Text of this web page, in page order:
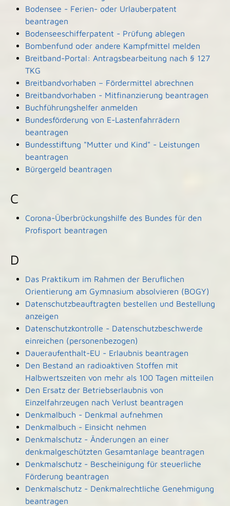
Bodensee - Ferien- oder Urlauberpatent
beantragen
Bodenseeschifferpatent - Prüfung ablegen
Bombenfund oder andere Kampfmittel melden
Breitband-Portal: Antragsbearbeitung nach § 127
TKG
Breitbandvorhaben – Fördermittel abrechnen
Breitbandvorhaben - Mitfinanzierung beantragen
Buchführungshelfer anmelden
Bundesförderung von E-Lastenfahrrädern
beantragen
Bundesstiftung "Mutter und Kind" - Leistungen
beantragen
Bürgergeld beantragen
C
Corona-Überbrückungshilfe des Bundes für den
Profisport beantragen
D
Das Praktikum im Rahmen der Beruflichen
Orientierung am Gymnasium absolvieren (BOGY)
Datenschutzbeauftragten bestellen und Bestellung
anzeigen
Datenschutzkontrolle - Datenschutzbeschwerde
einreichen (personenbezogen)
Daueraufenthalt-EU - Erlaubnis beantragen
Den Bestand an radioaktiven Stoffen mit
Halbwertszeiten von mehr als 100 Tagen mitteilen
Den Ersatz der Betriebserlaubnis von
Einzelfahrzeugen nach Verlust beantragen
Denkmalbuch - Denkmal aufnehmen
Denkmalbuch - Einsicht nehmen
Denkmalschutz - Änderungen an einer
denkmalgeschützten Gesamtanlage beantragen
Denkmalschutz - Bescheinigung für steuerliche
Förderung beantragen
Denkmalschutz - Denkmalrechtliche Genehmigung
beantragen